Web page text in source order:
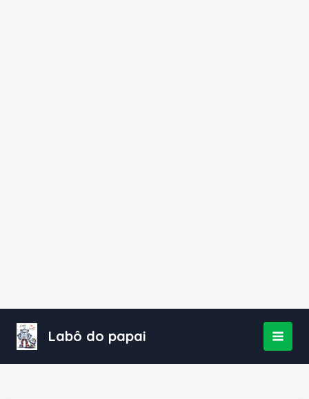
para
conteúdo
Labô do papai